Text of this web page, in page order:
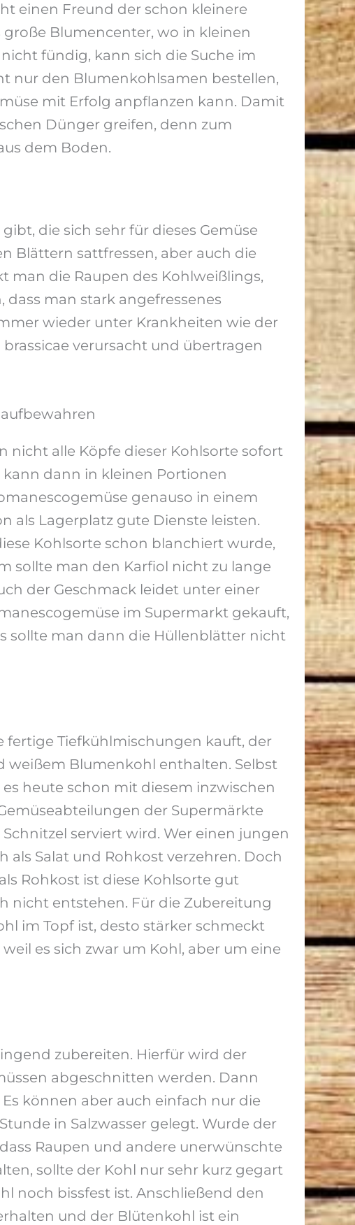
einen Freund der schon kleinere
Blumencenter, wo in kleinen
fündig, kann sich die Suche im
nur den Blumenkohlsamen bestellen,
mit Erfolg anpflanzen kann. Damit
Dünger greifen, denn zum
dem Boden.
gibt, die sich sehr für dieses Gemüse
Blättern sattfressen, aber auch die
man die Raupen des Kohlweißlings,
man stark angefressenes
wieder unter Krankheiten wie der
verursacht und übertragen
nicht alle Köpfe dieser Kohlsorte sofort
dann in kleinen Portionen
genauso in einem
als Lagerplatz gute Dienste leisten.
Kohlsorte schon blanchiert wurde,
sollte man den Karfiol nicht zu lange
der Geschmack leidet unter einer
im Supermarkt gekauft,
sollte man dann die Hüllenblätter nicht
fertige Tiefkühlmischungen kauft, der
weißem Blumenkohl enthalten. Selbst
heute schon mit diesem inzwischen
der Supermärkte
serviert wird. Wer einen jungen
als Salat und Rohkost verzehren. Doch
Rohkost ist diese Kohlsorte gut
nicht entstehen. Für die Zubereitung
im Topf ist, desto stärker schmeckt
es sich zwar um Kohl, aber um eine
zubereiten. Hierfür wird der
abgeschnitten werden. Dann
können aber auch einfach nur die
in Salzwasser gelegt. Wurde der
Raupen und andere unerwünschte
sollte der Kohl nur sehr kurz gegart
noch bissfest ist. Anschließend den
und der Blütenkohl ist ein